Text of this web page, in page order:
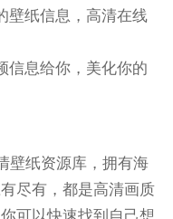
壁纸信息，高清在线
信息给你，美化你的
壁纸资源库，拥有海
尽有，都是高清画质